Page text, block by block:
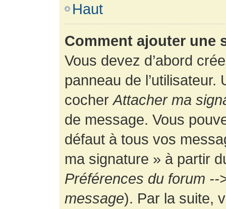
Haut
Comment ajouter une
Vous devez d’abord
panneau de
cocherAttacher ma
de message. Vous
défaut à tous vos
ma signature » à partir
Préférences du forum
message). Par la suite,